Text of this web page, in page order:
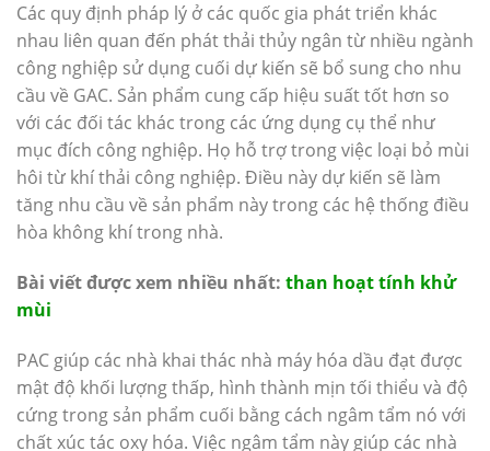
Các quy định pháp lý ở các quốc gia phát triển khác
nhau liên quan đến phát thải thủy ngân từ nhiều ngành
công nghiệp sử dụng cuối dự kiến ​​sẽ bổ sung cho nhu
cầu về GAC. Sản phẩm cung cấp hiệu suất tốt hơn so
với các đối tác khác trong các ứng dụng cụ thể như
mục đích công nghiệp. Họ hỗ trợ trong việc loại bỏ mùi
hôi từ khí thải công nghiệp. Điều này dự kiến ​​sẽ làm
tăng nhu cầu về sản phẩm này trong các hệ thống điều
hòa không khí trong nhà.
Bài viết được xem nhiều nhất: than hoạt tính khử
mùi
PAC giúp các nhà khai thác nhà máy hóa dầu đạt được
mật độ khối lượng thấp, hình thành mịn tối thiểu và độ
cứng trong sản phẩm cuối bằng cách ngâm tẩm nó với
chất xúc tác oxy hóa. Việc ngâm tẩm này giúp các nhà